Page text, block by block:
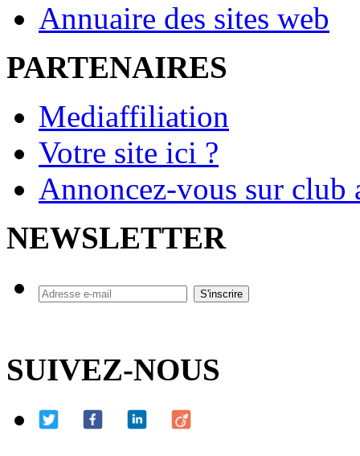
Annuaire des sites web
PARTENAIRES
Mediaffiliation
Votre site ici ?
Annoncez-vous sur
NEWSLETTER
SUIVEZ-NOUS